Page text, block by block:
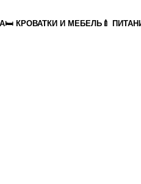
🛏 КРОВАТКИ И МЕБЕЛЬ 🍼